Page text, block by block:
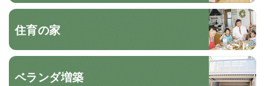
住育の家
ベランダ増築